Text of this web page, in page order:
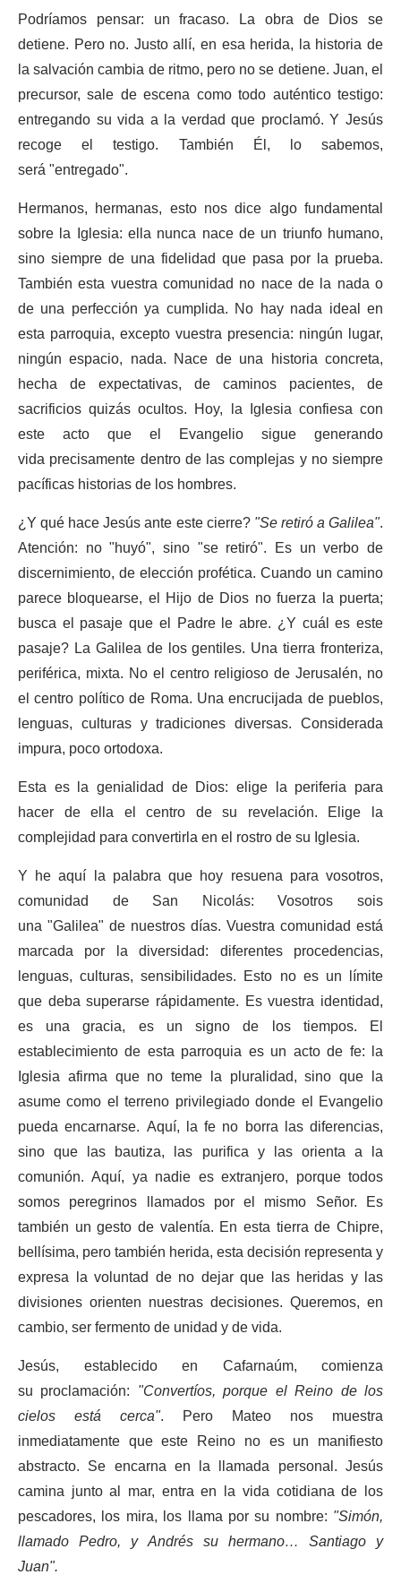
Podríamos pensar: un fracaso. La obra de Dios se
detiene. Pero no. Justo allí, en esa herida, la historia de
la salvación cambia de ritmo, pero no se detiene. Juan, el
precursor, sale de escena como todo auténtico testigo:
entregando su vida a la verdad que proclamó. Y Jesús
recoge el testigo. También Él, lo sabemos,
será "entregado".
Hermanos, hermanas, esto nos dice algo fundamental
sobre la Iglesia: ella nunca nace de un triunfo humano,
sino siempre de una fidelidad que pasa por la prueba.
También esta vuestra comunidad no nace de la nada o
de una perfección ya cumplida. No hay nada ideal en
esta parroquia, excepto vuestra presencia: ningún lugar,
ningún espacio, nada. Nace de una historia concreta,
hecha de expectativas, de caminos pacientes, de
sacrificios quizás ocultos. Hoy, la Iglesia confiesa con
este acto que el Evangelio sigue generando
vida precisamente dentro de las complejas y no siempre
pacíficas historias de los hombres.
¿Y qué hace Jesús ante este cierre?"Se retiró a Galilea".
Atención: no "huyó", sino "se retiró". Es un verbo de
discernimiento, de elección profética. Cuando un camino
parece bloquearse, el Hijo de Dios no fuerza la puerta;
busca el pasaje que el Padre le abre. ¿Y cuál es este
pasaje? La Galilea de los gentiles. Una tierra fronteriza,
periférica, mixta. No el centro religioso de Jerusalén, no
el centro político de Roma. Una encrucijada de pueblos,
lenguas, culturas y tradiciones diversas. Considerada
impura, poco ortodoxa.
Esta es la genialidad de Dios: elige la periferia para
hacer de ella el centro de su revelación. Elige la
complejidad para convertirla en el rostro de su Iglesia.
Y he aquí la palabra que hoy resuena para vosotros,
comunidad de San Nicolás: Vosotros sois
una "Galilea" de nuestros días. Vuestra comunidad está
marcada por la diversidad: diferentes procedencias,
lenguas, culturas, sensibilidades. Esto no es un límite
que deba superarse rápidamente. Es vuestra identidad,
es una gracia, es un signo de los tiempos. El
establecimiento de esta parroquia es un acto de fe: la
Iglesia afirma que no teme la pluralidad, sino que la
asume como el terreno privilegiado donde el Evangelio
pueda encarnarse. Aquí, la fe no borra las diferencias,
sino que las bautiza, las purifica y las orienta a la
comunión. Aquí, ya nadie es extranjero, porque todos
somos peregrinos llamados por el mismo Señor. Es
también un gesto de valentía. En esta tierra de Chipre,
bellísima, pero también herida, esta decisión representa y
expresa la voluntad de no dejar que las heridas y las
divisiones orienten nuestras decisiones. Queremos, en
cambio, ser fermento de unidad y de vida.
Jesús, establecido en Cafarnaúm, comienza
su proclamación: "Convertíos, porque el Reino de los
cielos está cerca". Pero Mateo nos muestra
inmediatamente que este Reino no es un manifiesto
abstracto. Se encarna en la llamada personal. Jesús
camina junto al mar, entra en la vida cotidiana de los
pescadores, los mira, los llama por su nombre: "Simón,
llamado Pedro, y Andrés su hermano… Santiago y
Juan".